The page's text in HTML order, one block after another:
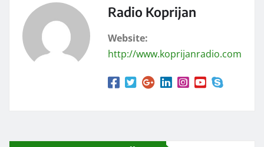
Radio Koprijan
Website:
http://www.koprijanradio.com